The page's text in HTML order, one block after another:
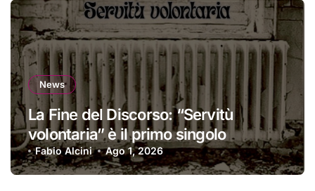
News
La Fine del Discorso: “Servitù
volontaria” è il primo singolo
Fabio Alcini Ago 1, 2026